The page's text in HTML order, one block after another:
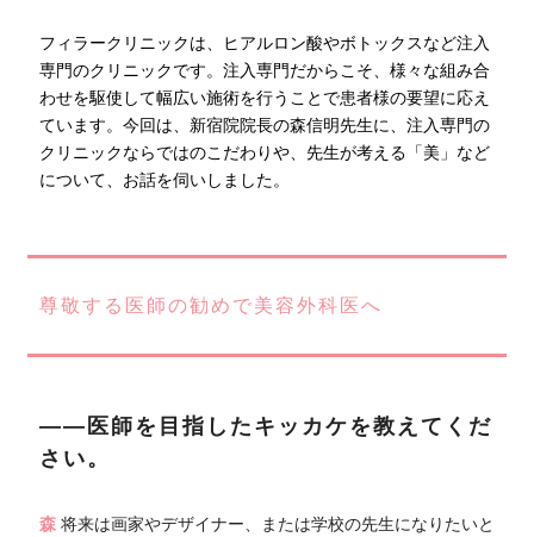
フィラークリニックは、ヒアルロン酸やボトックスなど注入
専門のクリニックです。注入専門だからこそ、様々な組み合
わせを駆使して幅広い施術を行うことで患者様の要望に応え
ています。今回は、新宿院院長の森信明先生に、注入専門の
クリニックならではのこだわりや、先生が考える「美」など
について、お話を伺いしました。
尊敬する医師の勧めで美容外科医へ
――医師を目指したキッカケを教えてくだ
さい。
森将来は画家やデザイナー、または学校の先生になりたいと